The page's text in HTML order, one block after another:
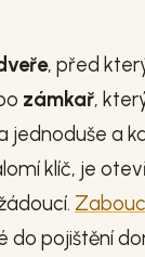
, před
zámkař,
a
klíč, je
do pojištění